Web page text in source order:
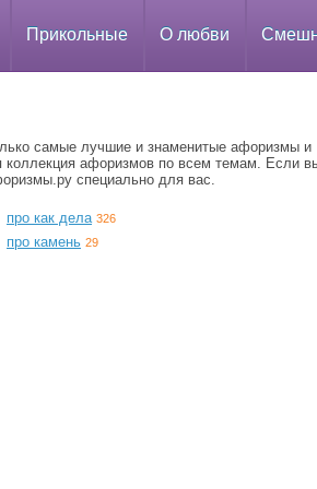
Прикольные О любви
самые лучшие и знаменитые афоризмы и
коллекция афоризмов по всем темам. Если
специально для вас.
про как дела 326
про камень 29